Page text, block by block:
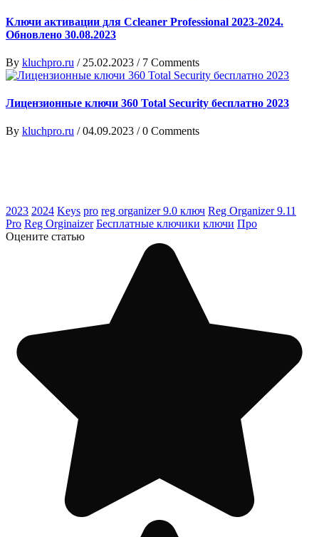
Ключи активации для Ccleaner Professional 2023-2024.
Обновлено 30.08.2023
By kluchpro.ru / 25.02.2023 / 7 Comments
Лицензионные ключи 360 Total Security бесплатно 2023
By kluchpro.ru /04.09.2023 /0 Comments
2023 2024 Keys pro reg organizer 9.0 ключ Reg Organizer 9.11
Pro Reg Orginaizer Бесплатные ключики ключи Про
Оцените статью